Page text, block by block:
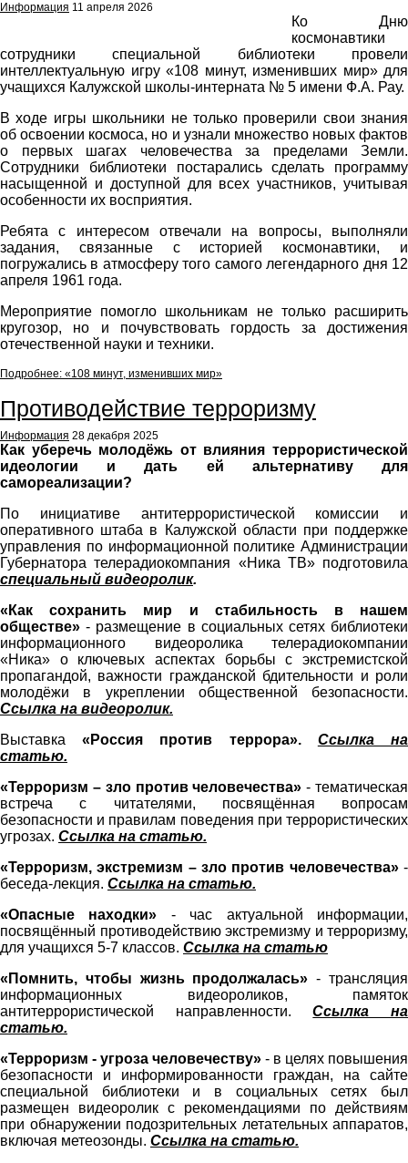
Информация 11 апреля 2026
Ко Дню
космонавтики
сотрудники специальной библиотеки провели
интеллектуальную игру «108 минут, изменивших мир» для
учащихся Калужской школы-интерната № 5 имени Ф.А. Рау.
В ходе игры школьники не только проверили свои знания
об освоении космоса, но и узнали множество новых фактов
о первых шагах человечества за пределами Земли.
Сотрудники библиотеки постарались сделать программу
насыщенной и доступной для всех участников, учитывая
особенности их восприятия.
Ребята с интересом отвечали на вопросы, выполняли
задания, связанные с историей космонавтики, и
погружались в атмосферу того самого легендарного дня 12
апреля 1961 года.
Мероприятие помогло школьникам не только расширить
кругозор, но и почувствовать гордость за достижения
отечественной науки и техники.
Подробнее: «108 минут, изменивших мир»
Противодействие терроризму
Информация 28 декабря 2025
Как уберечь молодёжь от влияния террористической
идеологии и дать ей альтернативу для
самореализации?
По инициативе антитеррористической комиссии и
оперативного штаба в Калужской области при поддержке
управления по информационной политике Администрации
Губернатора телерадиокомпания «Ника ТВ» подготовила
специальный видеоролик.
«Как сохранить мир и стабильность в нашем
обществе» - размещение в социальных сетях библиотеки
информационного видеоролика телерадиокомпании
«Ника» о ключевых аспектах борьбы с экстремистской
пропагандой, важности гражданской бдительности и роли
молодёжи в укреплении общественной безопасности.
Ссылка на видеоролик.
Выставка«Россия против террора». Ссылка на
статью.
«Терроризм – зло против человечества» - тематическая
встреча с читателями, посвящённая вопросам
безопасности и правилам поведения при террористических
угрозах. Ссылка на статью.
«Терроризм, экстремизм – зло против человечества»-
беседа-лекция. Ссылка на статью.
«Опасные находки» - час актуальной информации,
посвящённый противодействию экстремизму и терроризму,
для учащихся 5-7 классов. Ссылка на статью
«Помнить, чтобы жизнь продолжалась» - трансляция
информационных видеороликов, памяток
антитеррористической направленности.Ссылка на
статью.
«Терроризм - угроза человечеству» - в целях повышения
безопасности и информированности граждан, на сайте
специальной библиотеки и в социальных сетях был
размещен видеоролик с рекомендациями по действиям
при обнаружении подозрительных летательных аппаратов,
включая метеозонды. Ссылка на статью.